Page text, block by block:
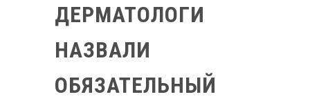
ДЕРМАТОЛОГИ
НАЗВАЛИ
ОБЯЗАТЕЛЬНЫЙ